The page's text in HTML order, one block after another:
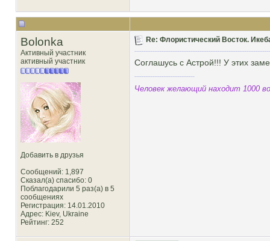
Bolonka
Активный участник
активный участник
Добавить в друзья
Сообщений: 1,897
Сказал(а) спасибо: 0
Поблагодарили 5 раз(а) в 5
сообщениях
Регистрация: 14.01.2010
Адрес: Kiev, Ukraine
Рейтинг: 252
Re: Флористический Восток.
Соглашусь с Астрой!!! У этих
Человек желающий находит 1000